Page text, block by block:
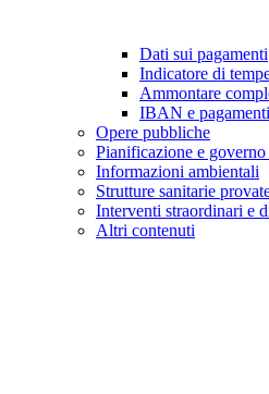
Dati sui pagamenti
Indicatore di
Ammontare
IBAN e
Opere pubbliche
Pianificazione e
Informazioni ambientali
Strutture sanitarie
Interventi straordinari e
Altri contenuti